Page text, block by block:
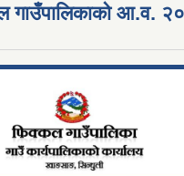
गाउँपालिकाको आ.व.